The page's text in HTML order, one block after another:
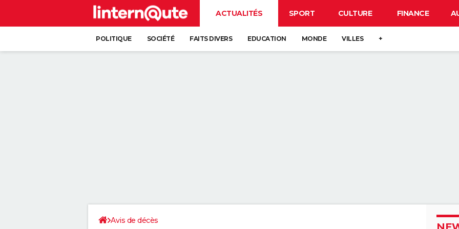
ACTUALITÉS SPORT CULTURE FINANCE
POLITIQUE SOCIÉTÉ FAITS DIVERS EDUCATION MONDE VILLES +
Avis de décès